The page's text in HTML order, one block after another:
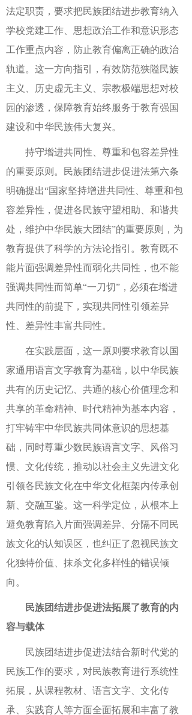
法定职责，要求把民族团结进步教育纳入
学校党建工作、思想政治工作和意识形态
工作重点内容，防止教育偏离正确的政治
轨道。这一方向指引，有效防范狭隘民族
主义、历史虚无主义、宗教极端思想对校
园的渗透，保障教育始终服务于教育强国
建设和中华民族伟大复兴。
持守增进共同性、尊重和包容差异性
的重要原则。民族团结进步促进法第六条
明确提出“国家坚持增进共同性、尊重和包
容差异性，促进各民族守望相助、和谐共
处，维护中华民族大团结”的重要原则，为
教育提供了科学的方法论指引。教育既不
能片面强调差异性而弱化共同性，也不能
强调共同性而简单“一刀切”，必须在增进
共同性的前提下，实现共同性引领差异
性、差异性丰富共同性。
在实践层面，这一原则要求教育以国
家通用语言文字教育为基础，以中华民族
共有的历史记忆、共通的核心价值理念和
共享的革命精神、时代精神为基本内容，
打牢铸牢中华民族共同体意识的思想基
础，同时尊重少数民族语言文字、风俗习
惯、文化传统，推动以社会主义先进文化
引领各民族文化在中华文化框架内传承创
新、交融互鉴。这一科学定位，从根本上
避免教育陷入片面强调差异、分隔不同民
族文化的认知误区，也纠正了忽视民族文
化独特价值、抹杀文化多样性的错误倾
向。
民族团结进步促进法拓展了教育的内
容与载体
民族团结进步促进法结合新时代党的
民族工作的要求，对民族教育进行系统性
拓展，从课程教材、语言文字、文化传
承、实践育人等方面全面拓展和丰富了教